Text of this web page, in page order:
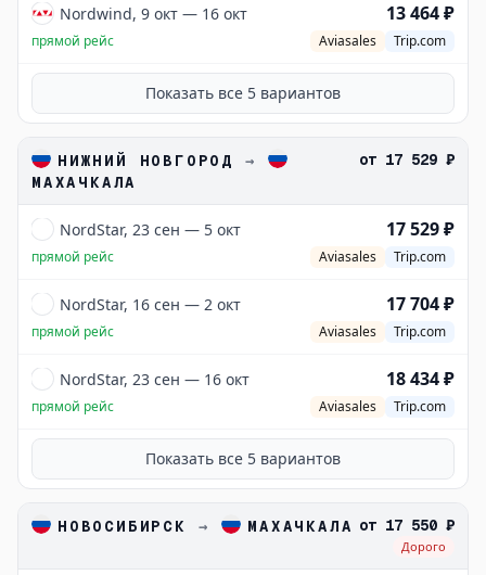
Nordwind, 9 окт — 16 окт 13 464 ₽
прямой рейс Aviasales Trip.com
Показать все 5 вариантов
НИЖНИЙ НОВГОРОД
→
МАХАЧКАЛА
от 17 529 ₽
NordStar, 23 сен — 5 окт 17 529 ₽
прямой рейс Aviasales Trip.com
NordStar, 16 сен — 2 окт 17 704 ₽
прямой рейс Aviasales Trip.com
NordStar, 23 сен — 16 окт 18 434 ₽
прямой рейс Aviasales Trip.com
Показать все 5 вариантов
НОВОСИБИРСК → МАХАЧКАЛА от 17 550 ₽
Дорого